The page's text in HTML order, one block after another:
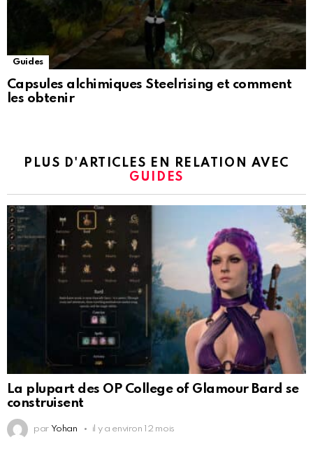
Guides
Capsules alchimiques Steelrising et comment
les obtenir
PLUS D'ARTICLES EN RELATION AVEC
GUIDES
La plupart des OP College of Glamour Bard se
construisent
par Yohan il y a environ 12 mois